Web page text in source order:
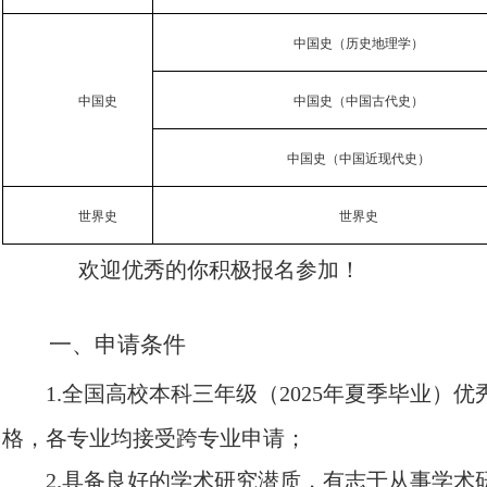
中国史
中国史（历史地理学）
中国史（中国古代史）
中国史（中国近现代史）
世界史 世界史
欢迎优秀的你积极报名参加！
一、申请条件
1.全国高校本科三年级（2025年夏季毕业）优
格，各专业均接受跨专业申请；
2.具备良好的学术研究潜质，有志于从事学术